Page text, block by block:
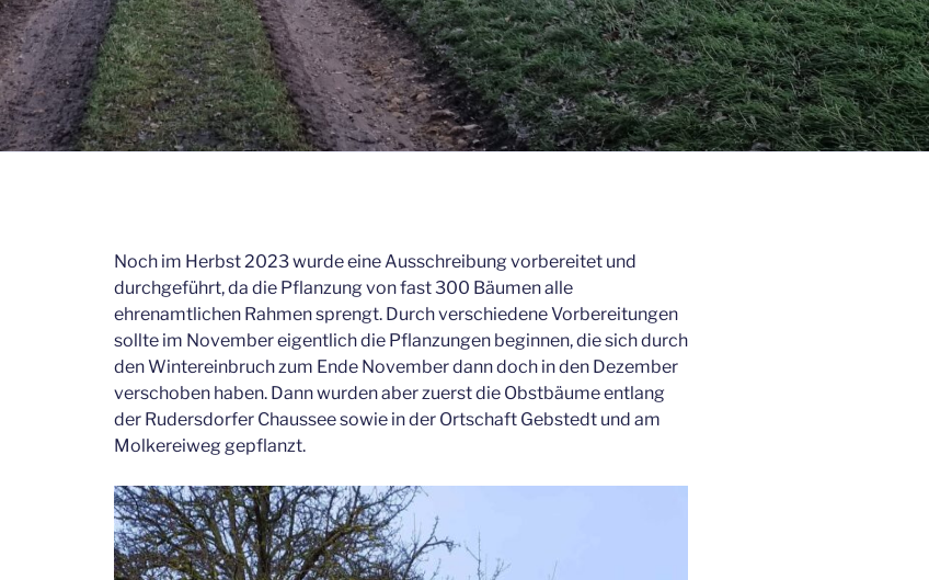
Noch im Herbst 2023 wurde eine Ausschreibung vorbereitet und
durchgeführt, da die Pflanzung von fast 300 Bäumen alle
ehrenamtlichen Rahmen sprengt. Durch verschiedene Vorbereitungen
sollte im November eigentlich die Pflanzungen beginnen, die sich durch
den Wintereinbruch zum Ende November dann doch in den Dezember
verschoben haben. Dann wurden aber zuerst die Obstbäume entlang
der Rudersdorfer Chaussee sowie in der Ortschaft Gebstedt und am
Molkereiweg gepflanzt.